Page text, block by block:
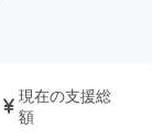
音楽
現在の支援総
額